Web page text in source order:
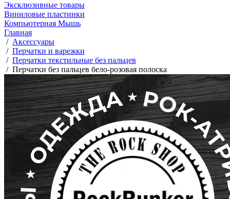
Эксклюзивные товары
Виниловые пластинки
Компьютерная Мышь
Главная
/ Аксессуары
/ Перчатки и варежки
/ Перчатки текстильные без пальцев
/ Перчатки без пальцев бело-розовая полоска